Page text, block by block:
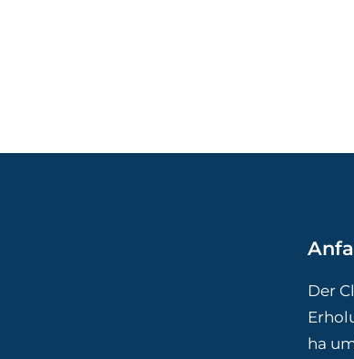
Der
ha